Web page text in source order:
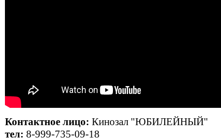
Контактное лицо: Кинозал "ЮБИЛЕЙНЫЙ"
тел: 8-999-735-09-18